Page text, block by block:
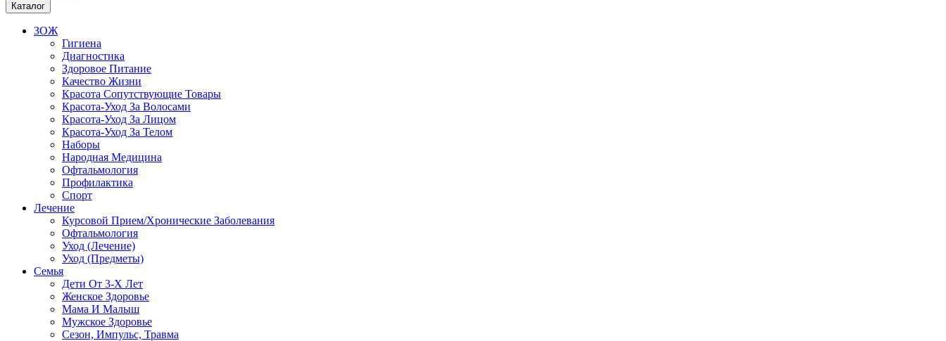
Каталог
ЗОЖ
Гигиена
Диагностика
Здоровое Питание
Качество Жизни
Красота Сопутствующие Товары
Красота-Уход За Волосами
Красота-Уход За Лицом
Красота-Уход За Телом
Наборы
Народная Медицина
Офтальмология
Профилактика
Спорт
Лечение
Курсовой Прием/Хронические Заболевания
Офтальмология
Уход (Лечение)
Уход (Предметы)
Семья
Дети От 3-Х Лет
Женское Здоровье
Мама И Малыш
Мужское Здоровье
Сезон, Импульс, Травма